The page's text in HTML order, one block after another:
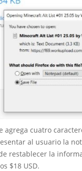
cuatro
al usuario la
restablecer la
$18 USD.